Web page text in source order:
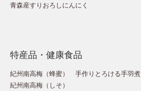
青森産すりおろしにんにく
特産品・健康食品
紀州南高梅（蜂蜜）
手作りとろける手羽煮
紀州南高梅（しそ）